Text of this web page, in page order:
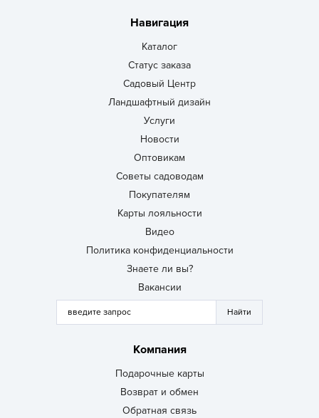
Навигация
Каталог
Статус заказа
Садовый Центр
Ландшафтный дизайн
Услуги
Новости
Оптовикам
Советы садоводам
Покупателям
Карты лояльности
Видео
Политика конфиденциальности
Знаете ли вы?
Вакансии
Компания
Подарочные карты
Возврат и обмен
Обратная связь